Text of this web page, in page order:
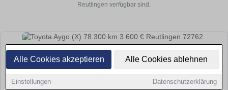
Alle Cookies akzeptieren Alle Cookies ablehnen
Einstellungen Datenschutzerklärung
Reutlingen verfügbar sind.